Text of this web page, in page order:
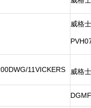
威格
11VICKERS 威格